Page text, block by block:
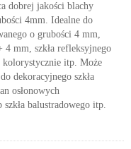
dobrej jakości blachy
4mm. Idealne do
o grubości 4 mm,
4 mm, szkła refleksyjnego
itp. Może
dekoracyjnego szkła
osłonowych
szkła balustradowego itp.